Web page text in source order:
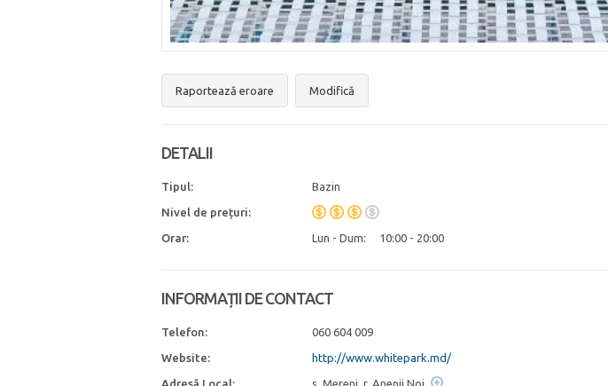
Raportează eroare Modifică
DETALII
Tipul: Bazin
Nivel de prețuri:
Orar: Lun - Dum: 10:00 - 20:00
INFORMAȚII DE CONTACT
Telefon: 060 604 009
Website: http://www.whitepark.md/
Adresă Local: s. Mereni, r. Anenii Noi